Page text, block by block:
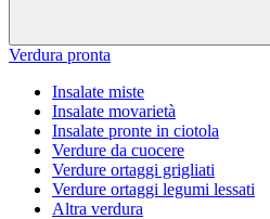
Verdura pronta
Insalate miste
Insalate movarietà
Insalate pronte in ciotola
Verdure da cuocere
Verdure ortaggi grigliati
Verdure ortaggi legumi lessati
Altra verdura